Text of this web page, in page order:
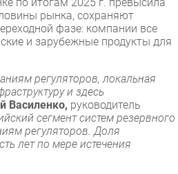
рынка, сохраняют
фазе: компании все
и зарубежные продукты для
регуляторов, локальная
и здесь
Василенко, руководитель
сегмент систем резервного
регуляторов. Доля
лет по мере истечения